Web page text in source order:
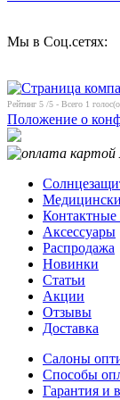
Мы в Соц.сетях:
Рейтинг 5 /5 - Всего 1
Положение о
Аксессуары
Распродажа
Новинки
Статьи
Акции
Отзывы
Доставка
Салоны
Способы
Гарантия и